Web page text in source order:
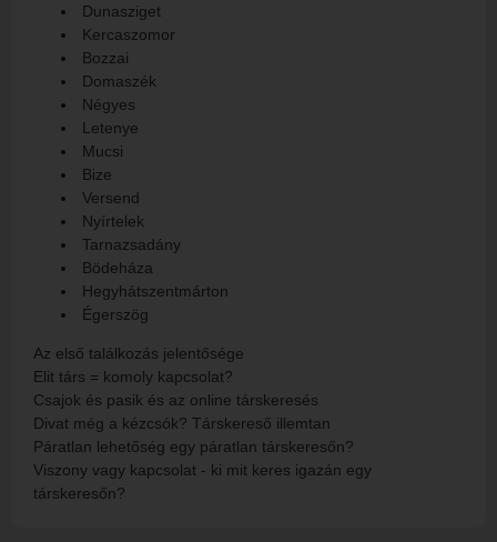
Dunasziget
Kercaszomor
Bozzai
Domaszék
Négyes
Letenye
Mucsi
Bize
Versend
Nyírtelek
Tarnazsadány
Bödeháza
Hegyhátszentmárton
Égerszög
Az első találkozás jelentősége
Elit társ = komoly kapcsolat?
Csajok és pasik és az online társkeresés
Divat még a kézcsók? Társkereső illemtan
Páratlan lehetőség egy páratlan társkeresőn?
Viszony vagy kapcsolat - ki mit keres igazán egy
társkeresőn?